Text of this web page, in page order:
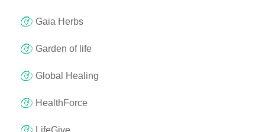
Gaia Herbs
Garden of life
Global Healing
HealthForce
LifeGive